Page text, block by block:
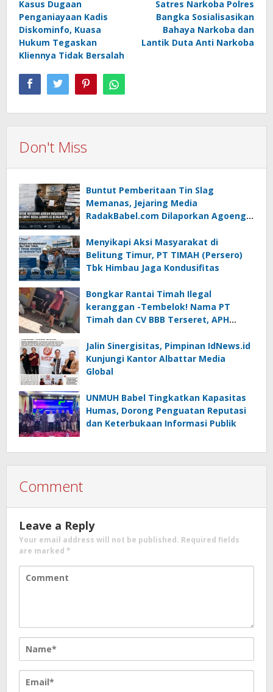
navigation
Kasus Dugaan
Penganiayaan Kadis
Diskominfo, Kuasa
Hukum Tegaskan
Kliennya Tidak Bersalah
Satres Narkoba Polres
Bangka Sosialisasikan
Bahaya Narkoba dan
Lantik Duta Anti Narkoba
Don't Miss
Buntut Pemberitaan Tin Slag
Memanas, Jejaring Media
RadakBabel.com Dilaporkan Agoeng
Menyikapi Aksi Masyarakat di
Belitung Timur, PT TIMAH (Persero)
Tbk Himbau Jaga Kondusifitas
Bongkar Rantai Timah Ilegal
keranggan -Tembelok! Nama PT
Timah dan CV BBB Terseret, APH
Jalin Sinergisitas, Pimpinan IdNews.id
Kunjungi Kantor Albattar Media
Global
UNMUH Babel Tingkatkan Kapasitas
Humas, Dorong Penguatan Reputasi
dan Keterbukaan Informasi Publik
Comment
Leave a Reply
Your email address will not be published. Required fields
are marked *